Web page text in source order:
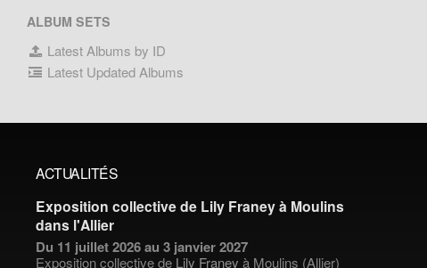
ALBUM SETS
Latest Albums by ID
Latest Updated Albums
ACTUALITÉS
Exposition collective de Lily Franey à Moulins
dans l'Allier
Du 11 juillet 2026 au 3 janvier 2027
Exposition collective de Lily Franey à Moulins (Allier)